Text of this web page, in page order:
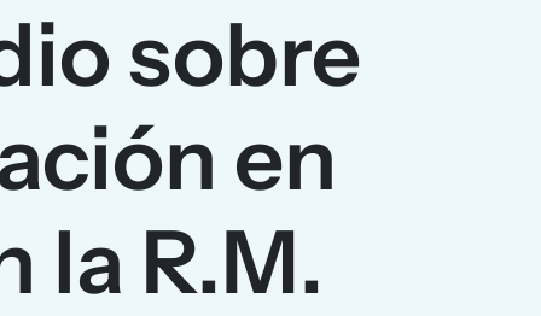
sobre
en
la R.M.